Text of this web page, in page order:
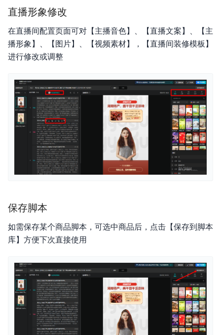
直播形象修改
在直播间配置页面可对【主播音色】、【直播文案】、【主
播形象】、【图片】、【视频素材】，【直播间装修模板】
进行修改或调整
保存脚本
如需保存某个商品脚本，可选中商品后，点击【保存到脚本
库】方便下次直接使用